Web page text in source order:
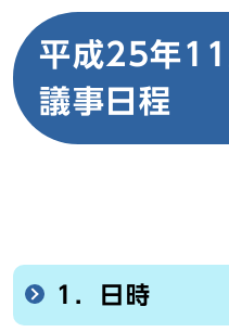
平成25年
議事日程
1．日時